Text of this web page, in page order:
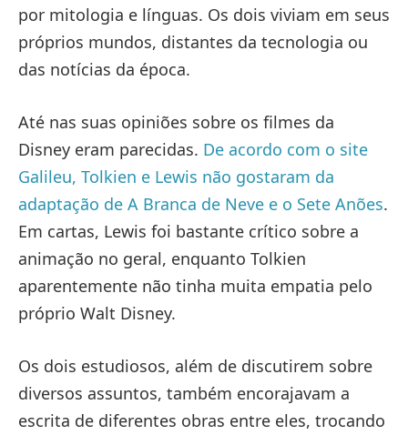
por mitologia e línguas. Os dois viviam em seus
próprios mundos, distantes da tecnologia ou
das notícias da época.
Até nas suas opiniões sobre os filmes da
Disney eram parecidas. De acordo com o site
Galileu, Tolkien e Lewis não gostaram da
adaptação de A Branca de Neve e o Sete Anões.
Em cartas, Lewis foi bastante crítico sobre a
animação no geral, enquanto Tolkien
aparentemente não tinha muita empatia pelo
próprio Walt Disney.
Os dois estudiosos, além de discutirem sobre
diversos assuntos, também encorajavam a
escrita de diferentes obras entre eles, trocando